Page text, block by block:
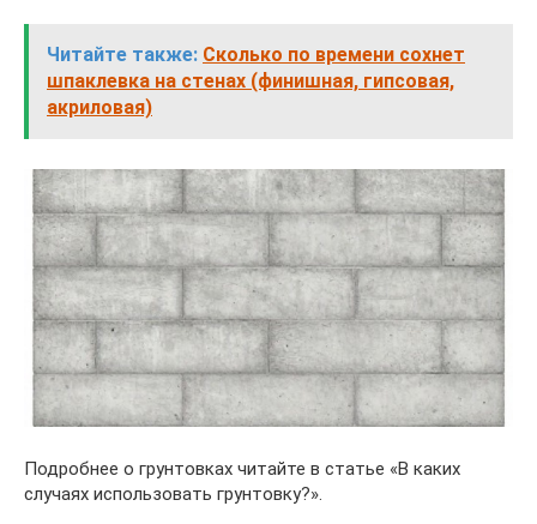
Читайте также: Сколько по времени сохнет
шпаклевка на стенах (финишная, гипсовая,
акриловая)
Подробнее о грунтовках читайте в статье «В каких
случаях использовать грунтовку?».